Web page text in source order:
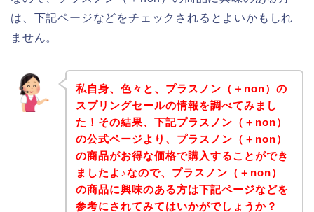
は、下記ページなどをチェックされるとよいかもしれ
ません。
私自身、色々と、プラスノン（＋non）の
スプリングセールの情報を調べてみまし
た！その結果、下記プラスノン（＋non）
の公式ページより、プラスノン（＋non）
の商品がお得な価格で購入することができ
ましたよ♪なので、プラスノン（＋non）
の商品に興味のある方は下記ページなどを
参考にされてみてはいかがでしょうか？